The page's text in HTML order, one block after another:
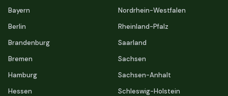
Bayern
Berlin
Brandenburg
Bremen
Hamburg
Hessen
Nordrhein-Westfalen
Rheinland-Pfalz
Saarland
Sachsen
Sachsen-Anhalt
Schleswig-Holstein